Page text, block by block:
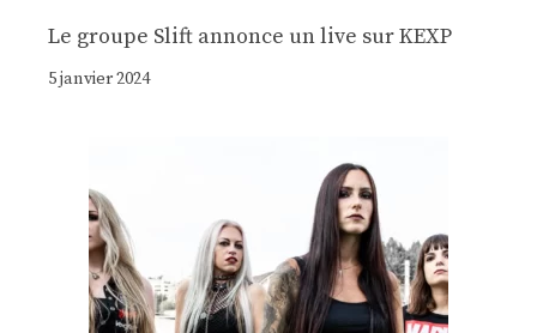
Le groupe Slift annonce un live sur KEXP
5 janvier 2024